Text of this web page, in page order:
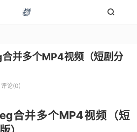

并多个MP4视频（短剧分
评论(0)
合并多个MP4视频（短